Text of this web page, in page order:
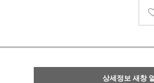
상세정보 새창